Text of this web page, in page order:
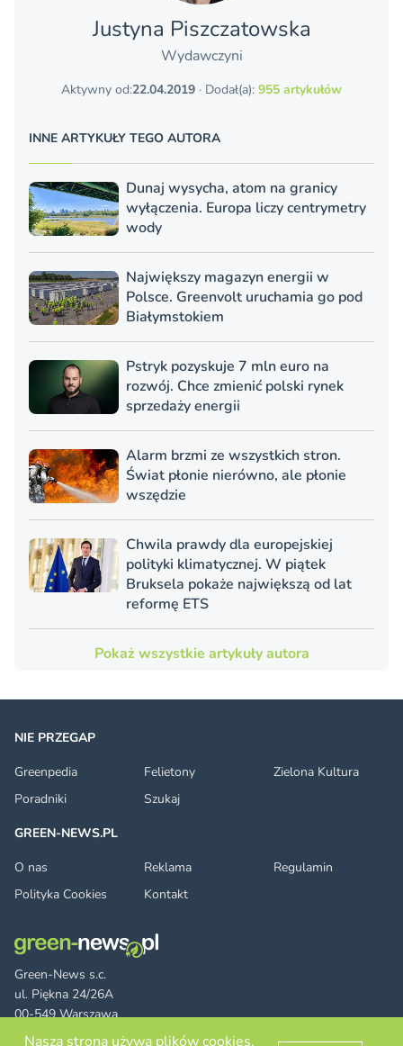
Justyna Piszczatowska
Wydawczyni
Aktywny od:22.04.2019 · Dodał(a): 955 artykułów
INNE ARTYKUŁY TEGO AUTORA
Dunaj wysycha, atom na granicy
wyłączenia. Europa liczy centrymetry
wody
Największy magazyn energii w
Polsce. Greenvolt uruchamia go pod
Białymstokiem
Pstryk pozyskuje 7 mln euro na
rozwój. Chce zmienić polski rynek
sprzedaży energii
Alarm brzmi ze wszystkich stron.
Świat płonie nierówno, ale płonie
wszędzie
Chwila prawdy dla europejskiej
polityki klimatycznej. W piątek
Bruksela pokaże największą od lat
reformę ETS
Pokaż wszystkie artykuły autora
Green-News s.c.
ul. Piękna 24/26A
00-549 Warszawa
NIE PRZEGAP
Greenpedia
Felietony
Zielona Kultura
Poradniki
Szukaj
GREEN-NEWS.PL
O nas
Reklama
Regulamin
Polityka Cookies
Kontakt
Nasza strona używa plików cookies.